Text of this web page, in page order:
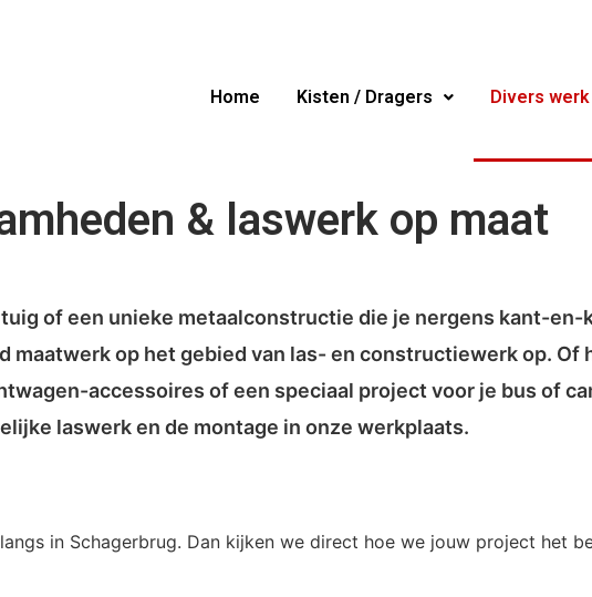
Home Kisten / Dragers Divers werk
& laswerk op maat
of een unieke metaalconstructie die je nergens kant-en-
maatwerk op het gebied van las- en constructiewerk op. Of
accessoires of een speciaal project voor je bus of
laswerk en de montage in onze werkplaats.
in Schagerbrug. Dan kijken we direct hoe we jouw project het